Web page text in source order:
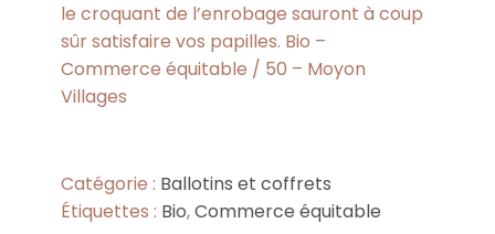
le croquant de l’enrobage sauront à coup
sûr satisfaire vos papilles. Bio –
Commerce équitable / 50 – Moyon
Villages
Catégorie : Ballotins et coffrets
Étiquettes : Bio,Commerce équitable